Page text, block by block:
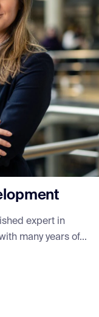
expert in
many years of...